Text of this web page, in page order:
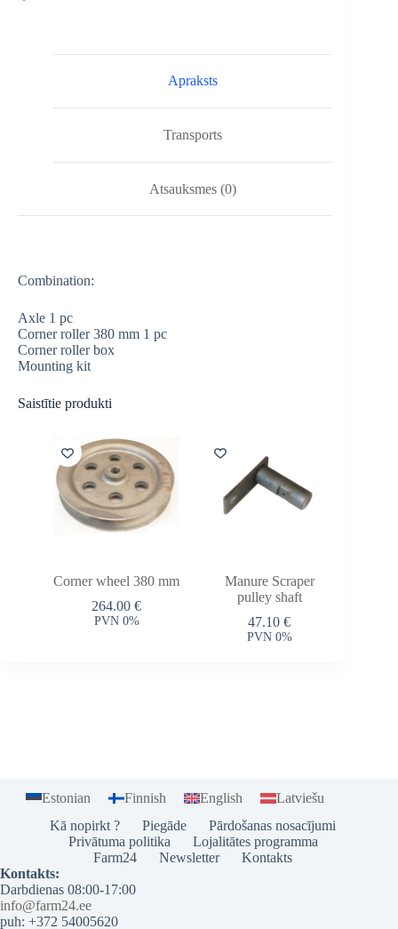
Apraksts
Transports
Atsauksmes (0)
Combination:
Axle 1 pc
Corner roller 380 mm 1 pc
Corner roller box
Mounting kit
Saistītie produkti
Corner wheel 380 mm
264.00€
PVN 0%
Manure Scraper
pulley shaft
47.10€
PVN 0%
Estonian Finnish English
Latviešu
Kā nopirkt ?
Piegāde
Pārdošanas nosacījumi
Privātuma politika
Lojalitātes programma
Farm24
Newsletter
Kontakts
Kontakts:
Darbdienas 08:00-17:00
info@farm24.ee
puh: +372 54005620